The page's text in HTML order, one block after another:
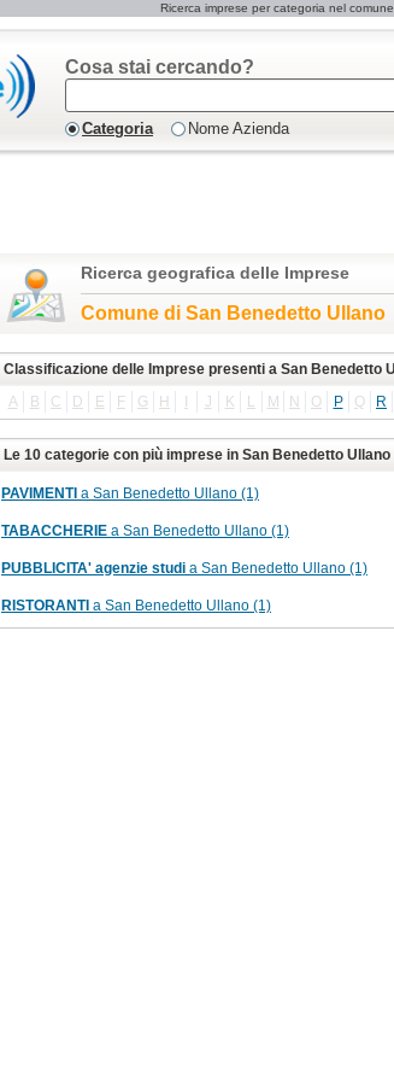
Ricerca imprese per categoria nel
Cosa stai cercando?
Categoria Nome Azienda
Ricerca geografica delle Imprese
Comune di San Benedetto Ullano
Classificazione delle Imprese presenti a San Benedetto
A
B C D E F G H J K L M N O P Q R
Le 10 categorie con più imprese in San Benedetto Ullano
PAVIMENTI a San Benedetto Ullano (1)
TABACCHERIE a San Benedetto Ullano (1)
PUBBLICITA' agenzie studi a San Benedetto Ullano (1)
RISTORANTI a San Benedetto Ullano (1)